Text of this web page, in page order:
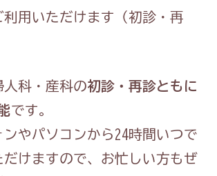
利用いただけます（初診・再
人科・産科の初診・再診ともに
です。
ンやパソコンから24時間いつで
だけますので、お忙しい方もぜ